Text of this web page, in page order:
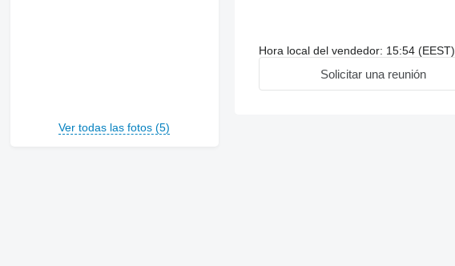
Ver todas las fotos (5)
Hora local del vendedor: 15:54 (EEST)
Solicitar una reunión